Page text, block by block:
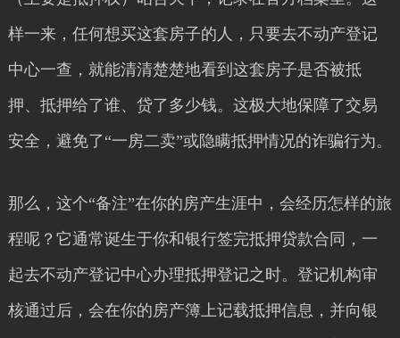
样一来，任何想买这套房子的人，只要去不动产登记
中心一查，就能清清楚楚地看到这套房子是否被抵
押、抵押给了谁、贷了多少钱。这极大地保障了交易
安全，避免了“一房二卖”或隐瞒抵押情况的诈骗行为。
那么，这个“备注”在你的房产生涯中，会经历怎样的旅
程呢？它通常诞生于你和银行签完抵押贷款合同，一
起去不动产登记中心办理抵押登记之时。登记机构审
核通过后，会在你的房产簿上记载抵押信息，并向银